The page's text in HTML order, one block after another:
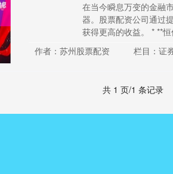
在当今瞬息万变的金融
器。股票配资公司通过
获得更高的收益。 * **
作者：苏州股票配资
栏目：证
共 1 页/1 条记录